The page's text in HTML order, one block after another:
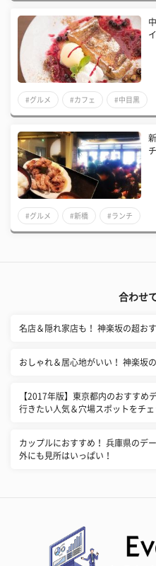
#グルメ #カフェ #中目黒
#グルメ #新橋 #ランチ
合わせ
名店＆隠れ家店も！ 神楽坂の超お
おしゃれ＆居心地がいい！ 神楽坂
【2017年版】東京都内のおすすめ
行きたい人気＆穴場スポットをチェ
カップルにおすすめ！ 兵庫県のデ
外にも見所はいっぱい！